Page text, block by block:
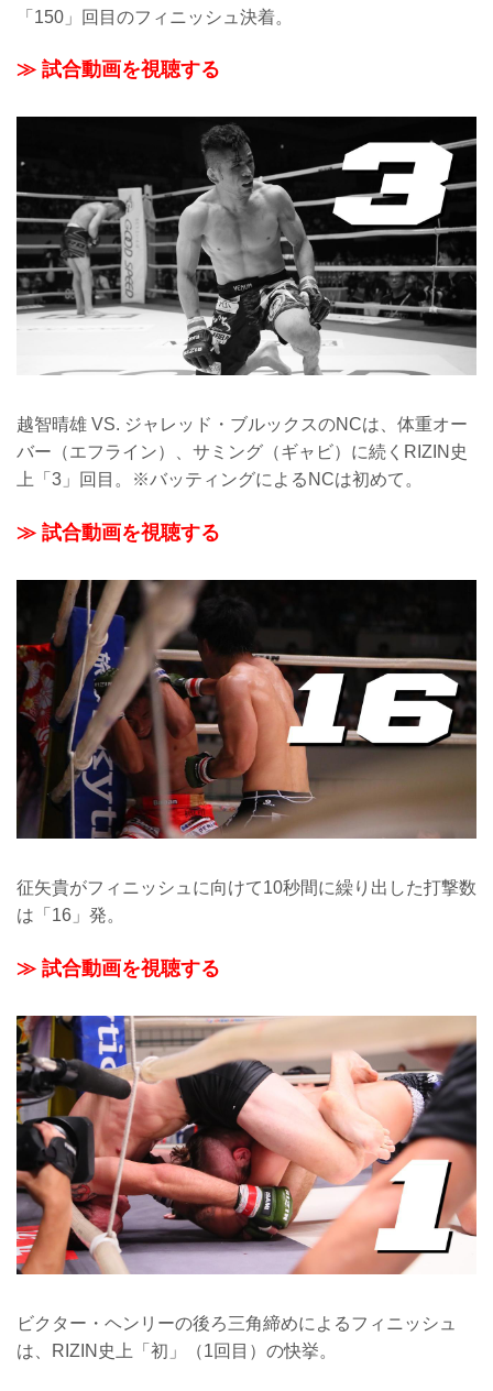
「150」回目のフィニッシュ決着。
≫ 試合動画を視聴する
越智晴雄 VS. ジャレッド・ブルックスのNCは、体重オー
バー（エフライン）、サミング（ギャビ）に続くRIZIN史
上「3」回目。※バッティングによるNCは初めて。
≫ 試合動画を視聴する
征矢貴がフィニッシュに向けて10秒間に繰り出した打撃数
は「16」発。
≫ 試合動画を視聴する
ビクター・ヘンリーの後ろ三角締めによるフィニッシュ
は、RIZIN史上「初」（1回目）の快挙。